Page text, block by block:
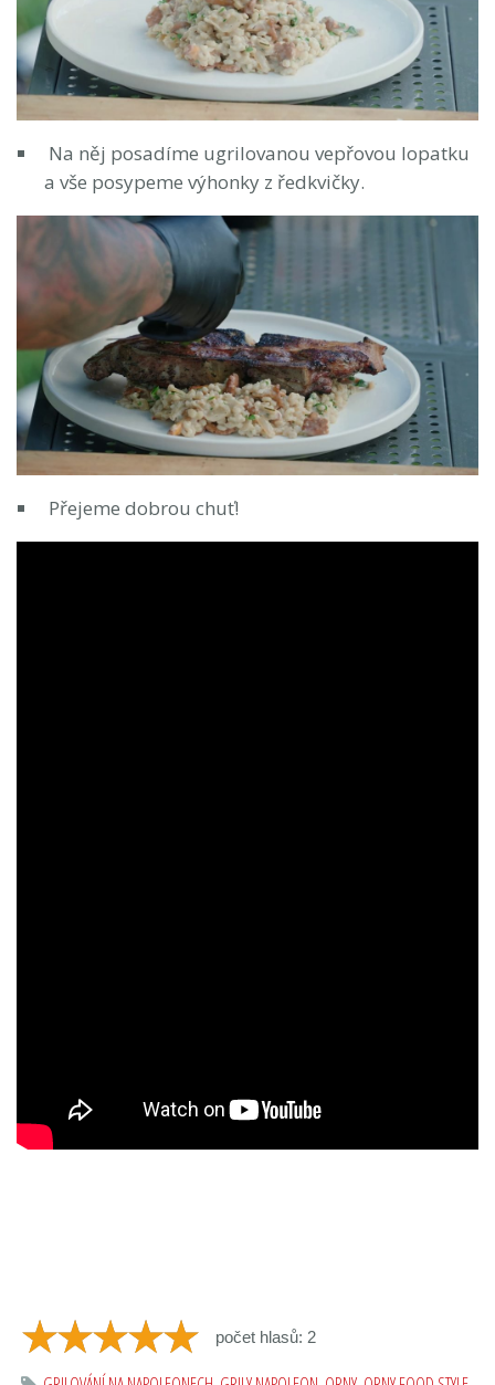
Na něj posadíme ugrilovanou vepřovou lopatku
a vše posypeme výhonky z ředkvičky.
Přejeme dobrou chuť!
počet hlasů: 2